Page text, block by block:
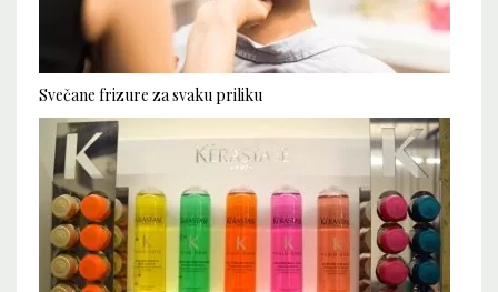
Svečane frizure za svaku priliku